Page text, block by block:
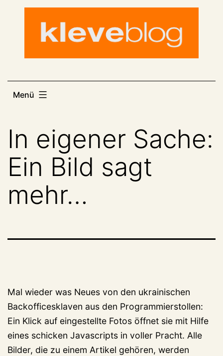
Menü
In eigener Sache:
Ein Bild sagt
mehr…
Mal wieder was Neues von den ukrainischen
Backofficesklaven aus den Programmierstollen:
Ein Klick auf eingestellte Fotos öffnet sie mit Hilfe
eines schicken Javascripts in voller Pracht. Alle
Bilder, die zu einem Artikel gehören, werden